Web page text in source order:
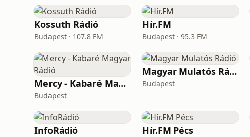
Kossuth Rádió
Budapest · 107.8 FM
Hír.FM
Budapest · 95.3 FM
Mercy - Kabaré Magyar Rádió
Budapest
Magyar Mulatós Rádió
Budapest
InfoRádió Hír.FM Pécs